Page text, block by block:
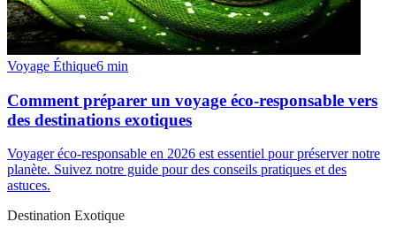
Voyage Éthique6 min
Comment préparer un voyage éco-responsable vers
des destinations exotiques
Voyager éco-responsable en 2026 est essentiel pour préserver notre
planète. Suivez notre guide pour des conseils pratiques et des
astuces.
Destination Exotique